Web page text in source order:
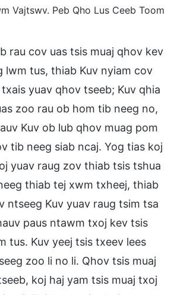
Vajtswv. Peb Qho Lus Ceeb Toom
rau cov uas tsis muaj qhov kev
lwm tus, thiab Kuv nyiam cov
yuav qhov tseeb; Kuv qhia
zoo rau ob hom tib neeg no,
Kuv ob lub qhov muag pom
tib neeg siab ncaj. Yog tias koj
yuav raug zov thiab tsis tshua
thiab tej xwm txheej, thiab
ntseeg Kuv yuav raug tsim tsa
paus ntawm txoj kev tsis
tus. Kuv yeej tsis txeev lees
zoo li no li. Qhov tsis muaj
koj haj yam tsis muaj txoj